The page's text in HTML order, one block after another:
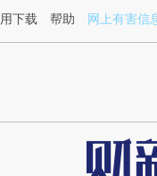
IuviBUHA](https://
下载 帮助 网上有害信